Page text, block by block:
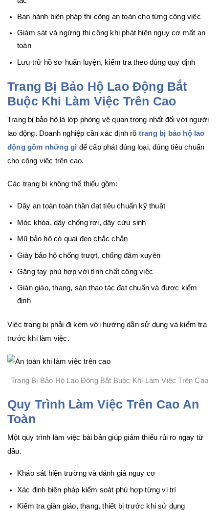
Ban hành biện pháp thi công an toàn cho từng công việc
Giám sát và ngừng thi công khi phát hiện nguy cơ mất an
toàn
Lưu trữ hồ sơ huấn luyện, kiểm tra theo đúng quy định
Trang Bị Bảo Hộ Lao Động Bắt
Buộc Khi Làm Việc Trên Cao
Trang bị bảo hộ là lớp phòng vệ quan trọng nhất đối với người
lao động. Doanh nghiệp cần xác định rõ trang bị bảo hộ lao
động gồm những gì để cấp phát đúng loại, đúng tiêu chuẩn
cho công việc trên cao.
Các trang bị không thể thiếu gồm:
Dây an toàn toàn thân đạt tiêu chuẩn kỹ thuật
Móc khóa, dây chống rơi, dây cứu sinh
Mũ bảo hộ có quai đeo chắc chắn
Giày bảo hộ chống trượt, chống đâm xuyên
Găng tay phù hợp với tính chất công việc
Giàn giáo, thang, sàn thao tác đạt chuẩn và được kiểm
định
Việc trang bị phải đi kèm với hướng dẫn sử dụng và kiểm tra
trước khi làm việc.
Trang Bị Bảo Hộ Lao Động Bắt Buộc Khi Làm Việc Trên Cao
Quy Trình Làm Việc Trên Cao An
Toàn
Một quy trình làm việc bài bản giúp giảm thiểu rủi ro ngay từ
đầu.
Khảo sát hiện trường và đánh giá nguy cơ
Xác định biện pháp kiểm soát phù hợp từng vị trí
Kiểm tra giàn giáo, thang, thiết bị trước khi sử dụng